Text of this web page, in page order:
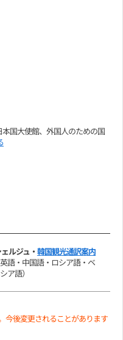
国大使館、外国人のための国
ルジュ・ 韓国観光通訳案内
語・中国語・ロシア語・ベ
ア語）
今後変更されることがあります